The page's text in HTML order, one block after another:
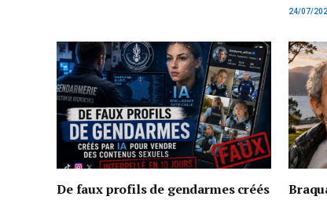
24/07/
De faux profils de gendarmes créés